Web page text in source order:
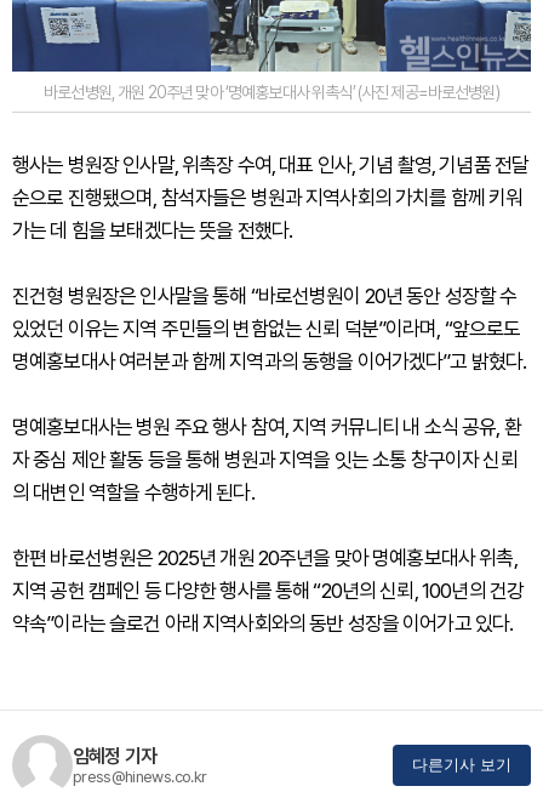
바로선병원, 개원 20주년 맞아 ‘명예홍보대사 위촉식’ (사진 제공=바로선병원)
행사는 병원장 인사말, 위촉장 수여, 대표 인사, 기념 촬영, 기념품 전달
순으로 진행됐으며, 참석자들은 병원과 지역사회의 가치를 함께 키워
가는 데 힘을 보태겠다는 뜻을 전했다.
진건형 병원장은 인사말을 통해 “바로선병원이 20년 동안 성장할 수
있었던 이유는 지역 주민들의 변함없는 신뢰 덕분”이라며, “앞으로도
명예홍보대사 여러분과 함께 지역과의 동행을 이어가겠다”고 밝혔다.
명예홍보대사는 병원 주요 행사 참여, 지역 커뮤니티 내 소식 공유, 환
자 중심 제안 활동 등을 통해 병원과 지역을 잇는 소통 창구이자 신뢰
의 대변인 역할을 수행하게 된다.
한편 바로선병원은 2025년 개원 20주년을 맞아 명예홍보대사 위촉,
지역 공헌 캠페인 등 다양한 행사를 통해 “20년의 신뢰, 100년의 건강
약속”이라는 슬로건 아래 지역사회와의 동반 성장을 이어가고 있다.
임혜정 기자
press@hinews.co.kr
다른기사 보기